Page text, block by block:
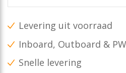
Levering uit voorraad
Inboard, Outboard &
Snelle levering